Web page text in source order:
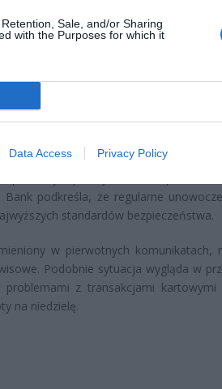
Sale, and/or Sharing
with the Purposes for which it
Data Access Privacy Policy
usług w nocy z soboty na niedzielę od
podkreśla, że regularne
standardów bezpieczeństwa.
w pierwotnych komunikatach,
Podobnie sytuacja wygląda w
z transakcjami kartowymi
na niedzielę.